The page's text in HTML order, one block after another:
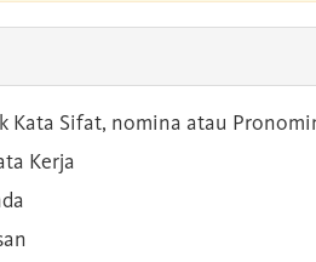
Kata Sifat, nomina atau
Kerja